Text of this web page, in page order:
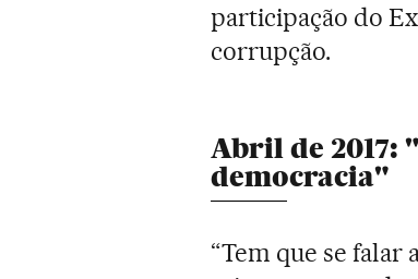
participação do
corrupção.
Abril de 2017:
democracia"
“Tem que se falar